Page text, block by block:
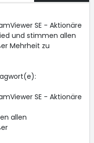
SE - Aktionäre
und stimmen allen
Mehrheit zu
SE - Aktionäre
allen